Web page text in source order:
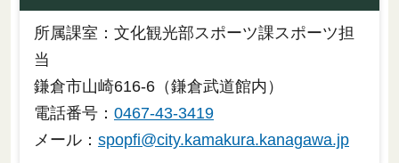
所属課室：文化観光部スポーツ課スポーツ担
当
鎌倉市山崎616-6（鎌倉武道館内）
電話番号： 0467-43-3419
メール： spopfi@city.kamakura.kanagawa.jp